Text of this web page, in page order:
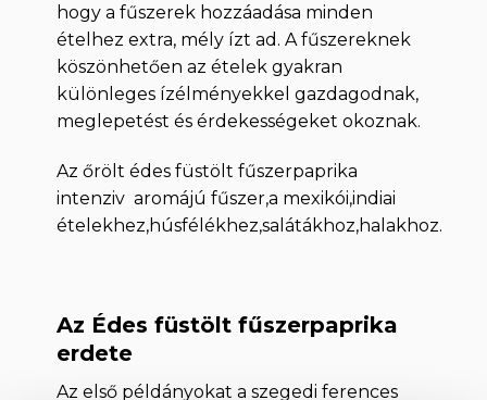
hogy a fűszerek hozzáadása minden
ételhez extra, mély ízt ad. A fűszereknek
köszönhetően az ételek gyakran
különleges ízélményekkel gazdagodnak,
meglepetést és érdekességeket okoznak.
Az őrölt édes füstölt fűszerpaprika
intenziv aromájú fűszer,a mexikói,indiai
ételekhez,húsfélékhez,salátákhoz,halakhoz.
Az Édes füstölt fűszerpaprika
erdete
Az első példányokat a szegedi ferences